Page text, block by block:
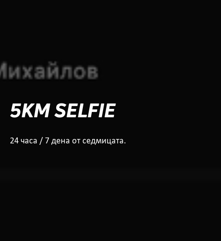
5KM SELFIE
24 часа / 7 дена от седмицата.